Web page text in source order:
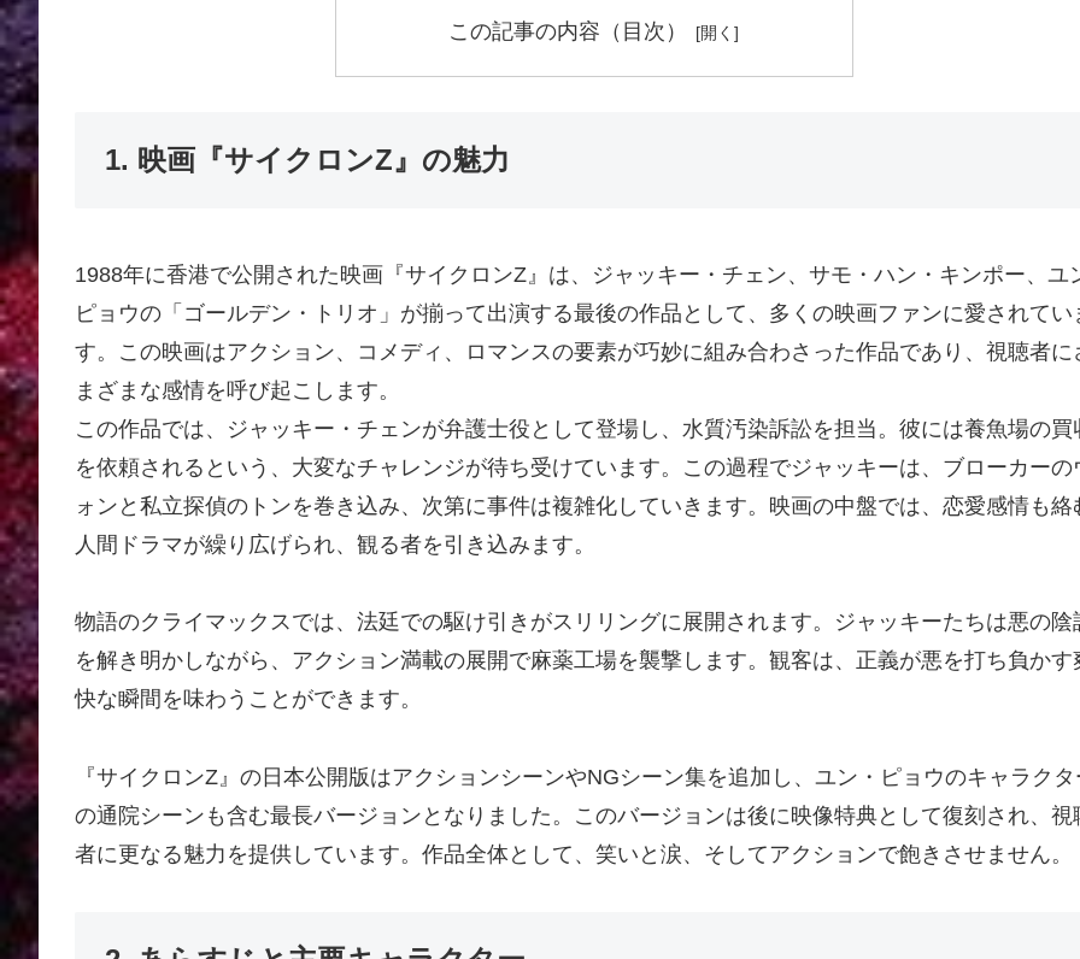
この記事の内容（目次）
1. 映画『サイクロンZ』の魅力
1988年に香港で公開された映画『サイクロンZ』は、ジャッキー・チェン、サモ・ハン・キンポー、ユ
ピョウの「ゴールデン・トリオ」が揃って出演する最後の作品として、多くの映画ファンに愛されてい
す。この映画はアクション、コメディ、ロマンスの要素が巧妙に組み合わさった作品であり、視聴者に
まざまな感情を呼び起こします。
この作品では、ジャッキー・チェンが弁護士役として登場し、水質汚染訴訟を担当。彼には養魚場の買
を依頼されるという、大変なチャレンジが待ち受けています。この過程でジャッキーは、ブローカーの
ォンと私立探偵のトンを巻き込み、次第に事件は複雑化していきます。映画の中盤では、恋愛感情も絡
人間ドラマが繰り広げられ、観る者を引き込みます。
物語のクライマックスでは、法廷での駆け引きがスリリングに展開されます。ジャッキーたちは悪の陰
を解き明かしながら、アクション満載の展開で麻薬工場を襲撃します。観客は、正義が悪を打ち負かす
快な瞬間を味わうことができます。
『サイクロンZ』の日本公開版はアクションシーンやNGシーン集を追加し、ユン・ピョウのキャラクタ
の通院シーンも含む最長バージョンとなりました。このバージョンは後に映像特典として復刻され、視
者に更なる魅力を提供しています。作品全体として、笑いと涙、そしてアクションで飽きさせません。